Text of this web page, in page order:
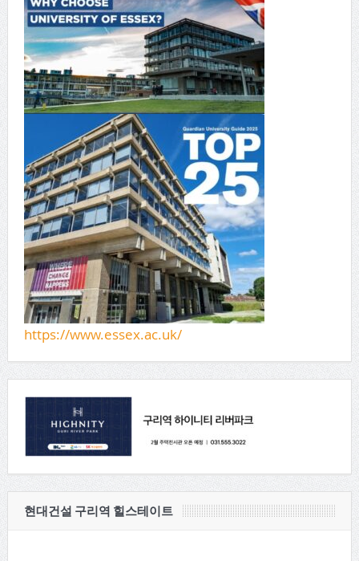
https://www.essex.ac.uk/
현대건설 구리역 힐스테이트